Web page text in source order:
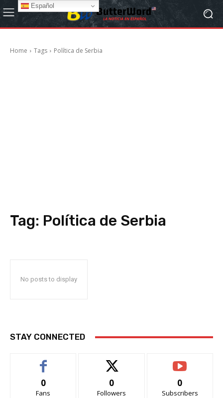
Home Tags Política de Serbia
Tag: Política de Serbia
No posts to display
STAY CONNECTED
0
Fans
0
Followers
0
Subscribers
Español